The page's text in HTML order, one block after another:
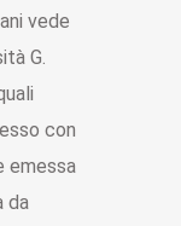
vede
G.
con
emessa
da